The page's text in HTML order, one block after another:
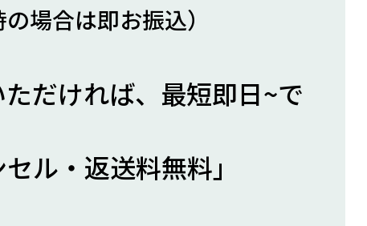
場合は即お振込）
だければ、最短即日~で
ル・返送料無料」